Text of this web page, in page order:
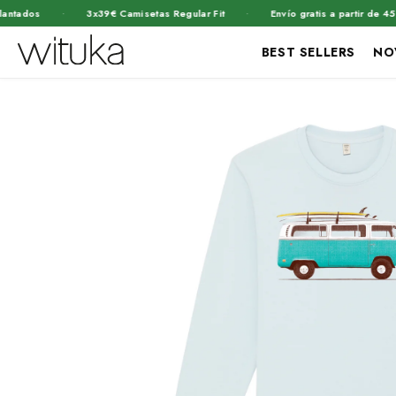
· 3x39€ Camisetas Regular Fit · Envío gratis a partir de 45€ ·
BEST SELLERS